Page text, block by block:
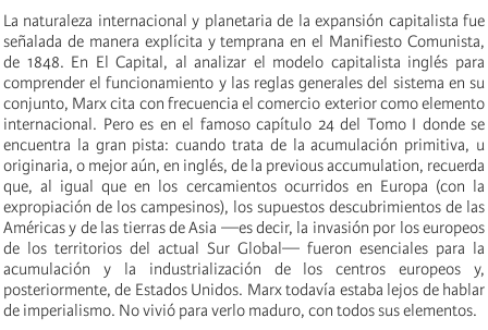
La naturaleza internacional y planetaria de la expansión capitalista fue
señalada de manera explícita y temprana en el Manifiesto Comunista,
de 1848. En El Capital, al analizar el modelo capitalista inglés para
comprender el funcionamiento y las reglas generales del sistema en su
conjunto, Marx cita con frecuencia el comercio exterior como elemento
internacional. Pero es en el famoso capítulo 24 del Tomo I donde se
encuentra la gran pista: cuando trata de la acumulación primitiva, u
originaria, o mejor aún, en inglés, de la previous accumulation, recuerda
que, al igual que en los cercamientos ocurridos en Europa (con la
expropiación de los campesinos), los supuestos descubrimientos de las
Américas y de las tierras de Asia —es decir, la invasión por los europeos
de los territorios del actual Sur Global— fueron esenciales para la
acumulación y la industrialización de los centros europeos y,
posteriormente, de Estados Unidos. Marx todavía estaba lejos de hablar
de imperialismo. No vivió para verlo maduro, con todos sus elementos.